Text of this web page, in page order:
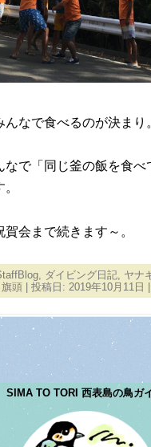
んなで食べるのが決まり
なで「同じ釜の飯を食
会まで続きます～。
, ダイビング日記, ヤナ
旗頭 | 投稿日: 2019年10月11日
SIMA TO TORI 西表島の鳥ガ